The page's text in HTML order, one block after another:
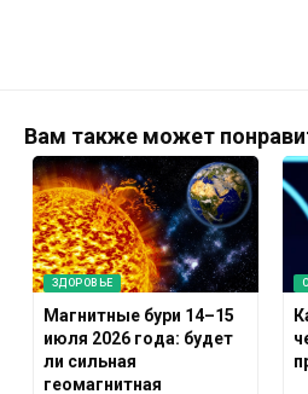
Вам также может
ЗДОРОВЬЕ
Магнитные бури 14–15
июля 2026 года: будет
ли сильная
геомагнитная